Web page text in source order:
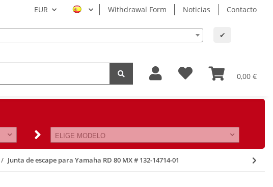
EUR Withdrawal Form Noticias Contacto
✔
0,00 €
ELIGE MODELO
Junta de escape para Yamaha RD 80 MX # 132-14714-01